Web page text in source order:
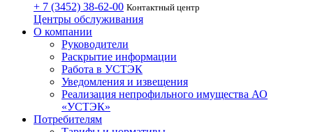
+ 7 (3452) 38-62-00 Контактный центр
Центры обслуживания
О компании
Руководители
Раскрытие информации
Работа в УСТЭК
Уведомления и извещения
Реализация непрофильного имущества АО
«УСТЭК»
Потребителям